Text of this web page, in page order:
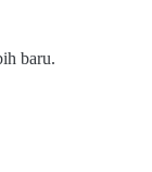
baru.